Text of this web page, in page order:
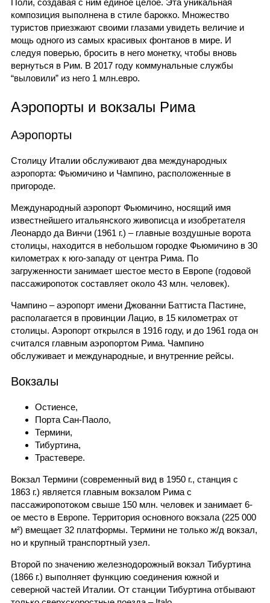
композиция выполнена в стиле барокко. Множество
туристов приезжают своими глазами увидеть величие и
мощь одного из самых красивых фонтанов в мире. И
следуя поверью, бросить в него монетку, чтобы вновь
вернуться в Рим. В 2017 году коммунальные службы
“выловили” из него 1 млн.евро.
Аэропорты и вокзалы Рима
Аэропорты
Столицу Италии обслуживают два международных
аэропорта: Фьюмичино и Чампино, расположенные в
пригороде.
Международный аэропорт Фьюмичино, носящий имя
известнейшего итальянского живописца и изобретателя
Леонардо да Винчи (1961 г.) – главные воздушные ворота
столицы, находится в небольшом городке Фьюмичино в 30
километрах к юго-западу от центра Рима. По
загруженности занимает шестое место в Европе (годовой
пассажиропоток составляет около 43 млн. человек).
Чампино – аэропорт имени Джованни Баттиста Пастине,
располагается в провинции Лацио, в 15 километрах от
столицы. Аэропорт открылся в 1916 году, и до 1961 года он
считался главным аэропортом Рима. Чампино
обслуживает и международные, и внутренние рейсы.
Вокзалы
Остиенсе,
Порта Сан-Паоло,
Термини,
Тибуртина,
Трастевере.
Вокзал Термини (современный вид в 1950 г., станция с
1863 г.) является главным вокзалом Рима с
пассажиропотоком свыше 150 млн. человек и занимает 6-
ое место в Европе. Территория основного вокзала (225 000
м²) вмещает 32 платформы. Термини не только ж/д вокзал,
но и крупный транспортный узел.
Второй по значению железнодорожный вокзал Тибуртина
(1866 г.) выполняет функцию соединения южной и
северной частей Италии. От станции Тибуртина отбывают